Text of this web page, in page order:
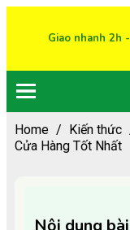
Giao nhanh 2h
Home / Kiến thức
Cửa Hàng Tốt Nhất
Nội dung